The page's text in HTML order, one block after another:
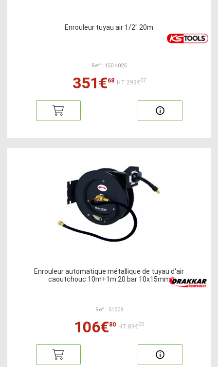
Enrouleur tuyau air 1/2" 20m
Ref : 150.4025
351€68 HT:293€07
Enrouleur automatique métallique de tuyau d'air
caoutchouc 10m+1m 20 bar 10x15mm
Ref : 51309
106€80 HT:89€00